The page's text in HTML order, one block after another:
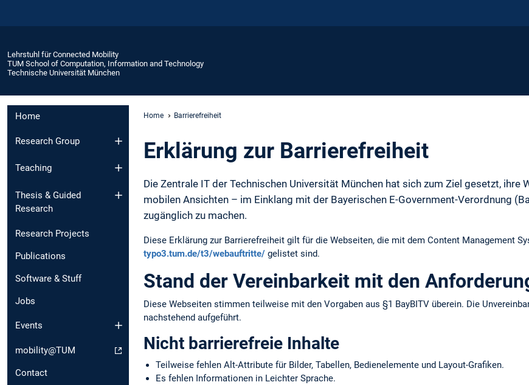
Lehrstuhl für Connected Mobility
TUM School of Computation, Information and Technology
Technische Universität München
Home
Research Group
Teaching
Thesis & Guided
Research
Research Projects
Publications
Software & Stuff
Jobs
Events
mobility@TUM
Contact
Home Barrierefreiheit
Erklärung zur Barrierefreiheit
Die Zentrale IT der Technischen Universität München hat sich zum Ziel gesetzt, ihre
mobilen Ansichten – im Einklang mit der Bayerischen E-Government-Verordnung
zugänglich zu machen.
Diese Erklärung zur Barrierefreiheit gilt für die Webseiten, die mit dem Content Management
typo3.tum.de/t3/webauftritte/ gelistet sind.
Stand der Vereinbarkeit mit den
Diese Webseiten stimmen teilweise mit den Vorgaben aus §1 BayBITV überein. Die
nachstehend aufgeführt.
Nicht barrierefreie Inhalte
Teilweise fehlen Alt-Attribute für Bilder, Tabellen, Bedienelemente und Layout-Grafiken.
Es fehlen Informationen in Leichter Sprache.